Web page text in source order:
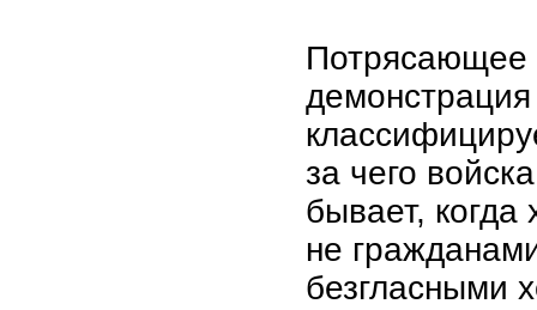
Потрясающее
за чего
бывает, когда
не
безгласными